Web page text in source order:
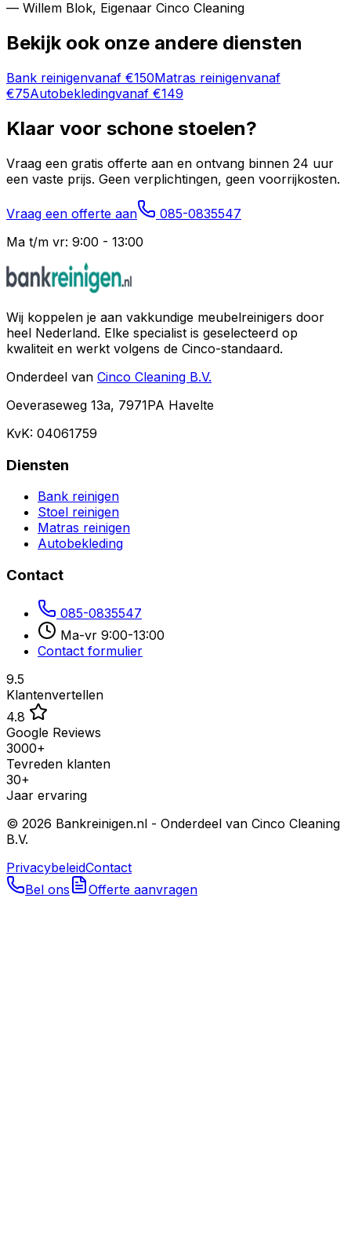
— Willem Blok, Eigenaar Cinco Cleaning
Bekijk ook onze andere diensten
Bank reinigenvanaf €150Matras reinigenvanaf
€75Autobekledingvanaf €149
Klaar voor schone stoelen?
Vraag een gratis offerte aan en ontvang binnen 24 uur
een vaste prijs. Geen verplichtingen, geen voorrijkosten.
Vraag een offerte aan
085-0835547
Ma t/m vr: 9:00 - 13:00
Wij koppelen je aan vakkundige meubelreinigers door
heel Nederland. Elke specialist is geselecteerd op
kwaliteit en werkt volgens de Cinco-standaard.
Onderdeel van Cinco Cleaning B.V.
Oeveraseweg 13a, 7971PA Havelte
KvK: 04061759
Diensten
Bank reinigen
Stoel reinigen
Matras reinigen
Autobekleding
Contact
085-0835547
Ma-vr 9:00-13:00
Contact formulier
9.5
Klantenvertellen
4.8
Google Reviews
3000+
Tevreden klanten
30+
Jaar ervaring
© 2026 Bankreinigen.nl - Onderdeel van Cinco Cleaning
B.V.
PrivacybeleidContact
Bel ons
Offerte aanvragen